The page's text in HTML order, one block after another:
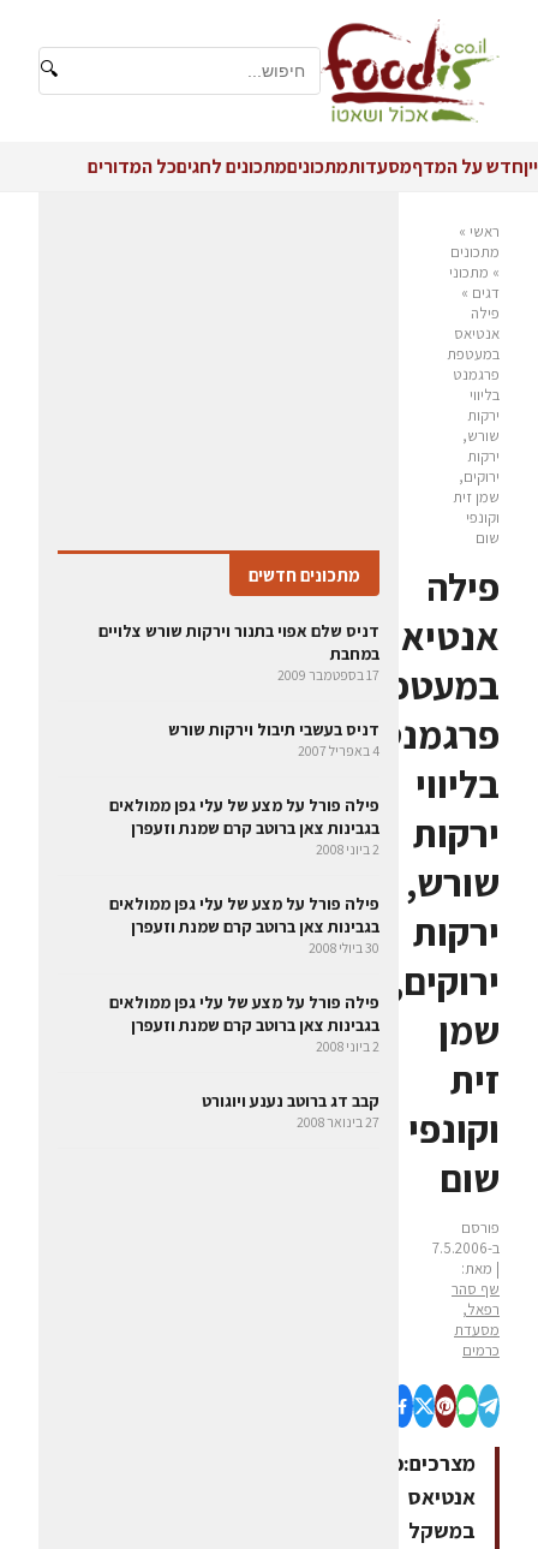
🔍
ייןחדש על המדףמסעדותמתכוניםמתכונים לחגיםכל המדורים
ראשי »
מתכונים
» מתכוני
דגים »
פילה
אנטיאס
במעטפת
פרגמנט
בליווי
ירקות
שורש,
ירקות
ירוקים,
שמן זית
וקונפי
שום
פילה
אנטיאס
במעטפת
פרגמנט
בליווי
ירקות
שורש,
ירקות
ירוקים,
שמן
זית
וקונפי
שום
פורסם
ב-7.5.2006
| מאת:
שף סהר
רפאל,
מסעדת
כרמים
מצרכים:פילה
אנטיאס
במשקל
מתכונים חדשים
דניס שלם אפוי בתנור וירקות שורש צלויים
במחבת
17 בספטמבר 2009
דניס בעשבי תיבול וירקות שורש
4 באפריל 2007
פילה פורל על מצע של עלי גפן ממולאים
בגבינות צאן ברוטב קרם שמנת וזעפרן
2 ביוני 2008
פילה פורל על מצע של עלי גפן ממולאים
בגבינות צאן ברוטב קרם שמנת וזעפרן
30 ביולי 2008
פילה פורל על מצע של עלי גפן ממולאים
בגבינות צאן ברוטב קרם שמנת וזעפרן
2 ביוני 2008
קבב דג ברוטב נענע ויוגורט
27 בינואר 2008